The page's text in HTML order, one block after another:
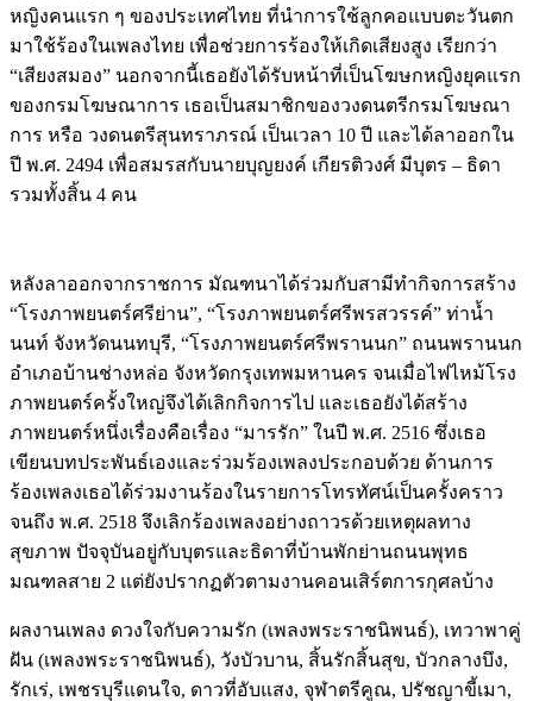
หญิงคนแรก ๆ ของประเทศไทย ที่นำการใช้ลูกคอแบบตะวันตก
มาใช้ร้องในเพลงไทย เพื่อช่วยการร้องให้เกิดเสียงสูง เรียกว่า
“เสียงสมอง” นอกจากนี้เธอยังได้รับหน้าที่เป็นโฆษกหญิงยุคแรก
ของกรมโฆษณาการ เธอเป็นสมาชิกของวงดนตรีกรมโฆษณา
การ หรือ วงดนตรีสุนทราภรณ์ เป็นเวลา 10 ปี และได้ลาออกใน
ปี พ.ศ. 2494 เพื่อสมรสกับนายบุญยงค์ เกียรติวงศ์ มีบุตร – ธิดา
รวมทั้งสิ้น 4 คน
หลังลาออกจากราชการ มัณฑนาได้ร่วมกับสามีทำกิจการสร้าง
“โรงภาพยนตร์ศรีย่าน”, “โรงภาพยนตร์ศรีพรสวรรค์” ท่าน้ำ
นนท์ จังหวัดนนทบุรี, “โรงภาพยนตร์ศรีพรานนก” ถนนพรานนก
อำเภอบ้านช่างหล่อ จังหวัดกรุงเทพมหานคร จนเมื่อไฟไหม้โรง
ภาพยนตร์ครั้งใหญ่จึงได้เลิกกิจการไป และเธอยังได้สร้าง
ภาพยนตร์หนึ่งเรื่องคือเรื่อง “มารรัก” ในปี พ.ศ. 2516 ซึ่งเธอ
เขียนบทประพันธ์เองและร่วมร้องเพลงประกอบด้วย ด้านการ
ร้องเพลงเธอได้ร่วมงานร้องในรายการโทรทัศน์เป็นครั้งคราว
จนถึง พ.ศ. 2518 จึงเลิกร้องเพลงอย่างถาวรด้วยเหตุผลทาง
สุขภาพ ปัจจุบันอยู่กับบุตรและธิดาที่บ้านพักย่านถนนพุทธ
มณฑลสาย 2 แต่ยังปรากฏตัวตามงานคอนเสิร์ตการกุศลบ้าง
ผลงานเพลง ดวงใจกับความรัก (เพลงพระราชนิพนธ์), เทวาพาคู่
ฝัน (เพลงพระราชนิพนธ์), วังบัวบาน, สิ้นรักสิ้นสุข, บัวกลางบึง,
รักเร่, เพชรบุรีแดนใจ, ดาวที่อับแสง, จุฬาตรีคูณ, ปรัชญาขี้เมา,